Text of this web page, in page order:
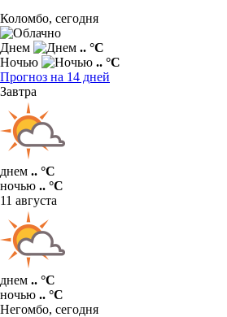
Коломбо, сегодня
Днем
.. °C
Ночью
.. °C
Прогноз на 14 дней
Завтра
днем .. °C
ночью .. °C
11 августа
днем .. °C
ночью .. °C
Негомбо, сегодня